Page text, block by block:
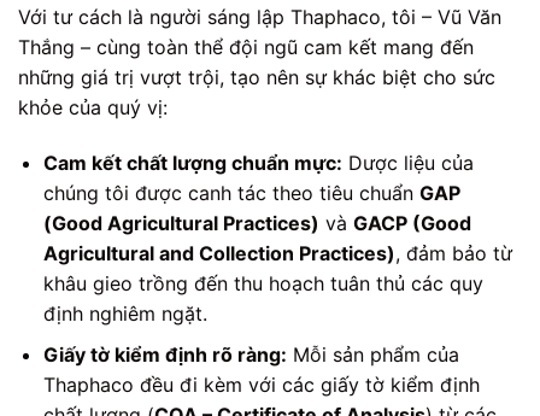
Với tư cách là người sáng lập Thaphaco, tôi – Vũ Văn
Thắng – cùng toàn thể đội ngũ cam kết mang đến
những giá trị vượt trội, tạo nên sự khác biệt cho sức
khỏe của quý vị:
Cam kết chất lượng chuẩn mực: Dược liệu của
chúng tôi được canh tác theo tiêu chuẩn GAP
(Good Agricultural Practices) và GACP (Good
Agricultural and Collection Practices), đảm bảo từ
khâu gieo trồng đến thu hoạch tuân thủ các quy
định nghiêm ngặt.
Giấy tờ kiểm định rõ ràng: Mỗi sản phẩm của
Thaphaco đều đi kèm với các giấy tờ kiểm định